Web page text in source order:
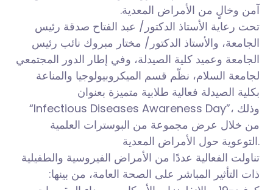
آمن وخالٍ من الأمراض المعدية.
تحت رعاية الأستاذ الدكتور/ عبد الفتاح صدقة رئيس
الجامعة، والأستاذ الدكتور/ مختار مبروك نائب رئيس
الجامعة وعميد كلية الصيدلة، وفي إطار الدور المجتمعي
لجامعة السلام، نظّم قسم الميكروبيولوجيا والمناعة
بكلية الصيدلة فعالية طلابية متميزة بعنوان
“Infectious Diseases Awareness Day”، وذلك
من خلال عرض مجموعة من البوسترات العلمية
التوعوية حول الأمراض المعدية.
تناولت الفعالية عددًا من الأمراض الفيروسية والطفيلية
ذات التأثير المباشر على الصحة العامة، من بينها: